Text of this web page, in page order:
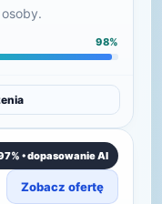
98%
• dopasowanie AI
Zobacz ofertę